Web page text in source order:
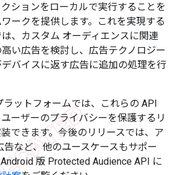
ションをローカルで実行することを
ークを提供します。これを実現する
、カスタム オーディエンスに関連
い広告を検討し、広告テクノロジー
バイスに返す広告に追加の処理を行
ラットフォームでは、これらの API
ーザーのプライバシーを保護するリ
できます。今後のリリースでは、ア
告など、他のユースケースもサポー
版 Protected Audience API に